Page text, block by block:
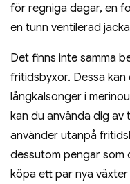
för regniga dagar, en
en tunn ventilerad
Det finns inte samma
fritidsbyxor. Dessa
långkalsonger i
kan du använda dig av
använder utanpå
dessutom pengar som
köpa ett par nya